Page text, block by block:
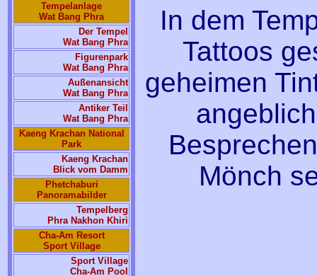
Tempelanlage
Wat Bang Phra
Der Tempel
Wat Bang Phra
Figurenpark
Wat Bang Phra
Außenansicht
Wat Bang Phra
Antiker Teil
Wat Bang Phra
Kaeng Krachan National
Park
Kaeng Krachan
Blick vom Damm
Phetchaburi
Panoramabilder
Tempelberg
Phra Nakhon Khiri
Cha-Am Resort
Sport Village
Sport Village
Cha-Am Pool
In dem
Tattoos
geheimen
Mönch